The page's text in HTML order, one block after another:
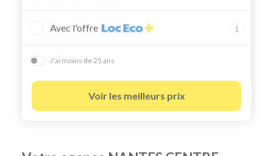
Avec l'offre
J'ai moins de 25 ans
Voir les meilleurs prix